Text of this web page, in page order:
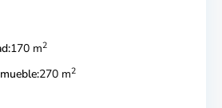
170 m2
270 m2